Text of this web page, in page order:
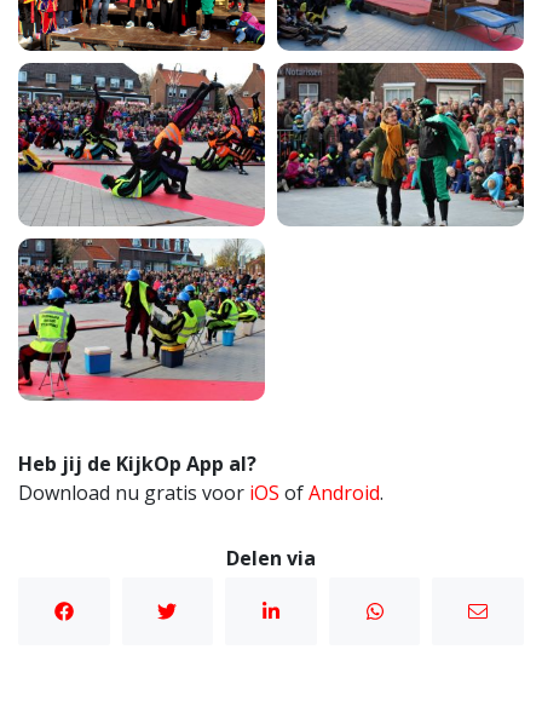
Heb jij de KijkOp App al?
Download nu gratis voor iOS ofAndroid.
Delen via